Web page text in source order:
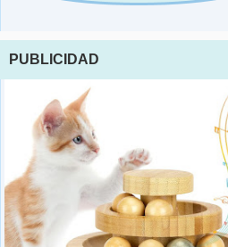
PUBLICIDAD